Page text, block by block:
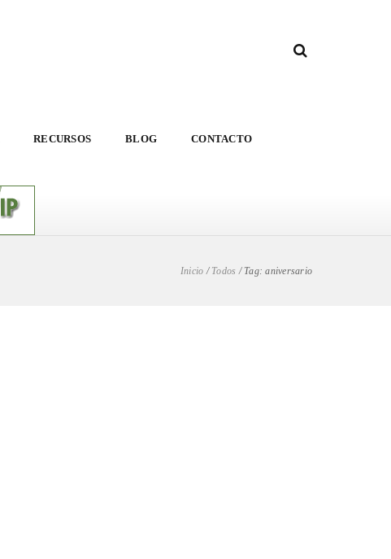
RECURSOS BLOG CONTACTO
Inicio / Todos / Tag: aniversario